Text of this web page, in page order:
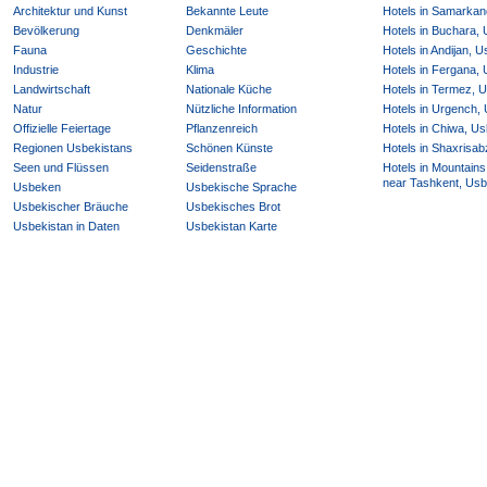
Architektur und Kunst
Bekannte Leute
Bevölkerung
Denkmäler
Fauna
Geschichte
Industrie
Klima
Landwirtschaft
Nationale Küche
Natur
Nützliche Information
Offizielle Feiertage
Pflanzenreich
Regionen Usbekistans
Schönen Künste
Seen und Flüssen
Seidenstraße
Usbeken
Usbekische Sprache
Usbekischer Bräuche
Usbekisches Brot
Usbekistan in Daten
Usbekistan Karte
Hotels in
Hotels in Buchara,
Hotels in Andijan,
Hotels in Fergana,
Hotels in Termez,
Hotels in Urgench,
Hotels in Chiwa,
Hotels in
Hotels in
near Tashkent,